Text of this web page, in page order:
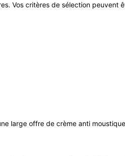
Vos critères de sélection peuvent
large offre de crème anti